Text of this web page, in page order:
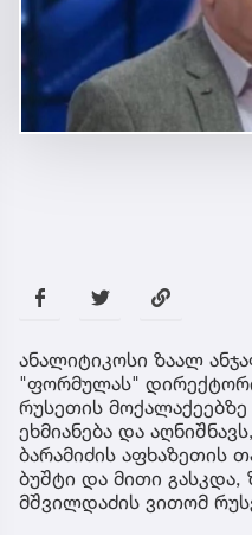
ანალიტიკოსი ზაალ
"ფორმულას"
რუსეთის
ეხმიანება და
ბარამიძის აფხაზეთის
ბუშტი და მითი გასკდა,
მშვილდაძის ვითომ